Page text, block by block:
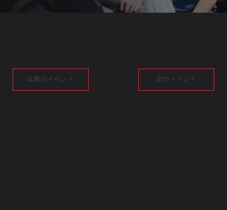
以前のイベント 次のイベント